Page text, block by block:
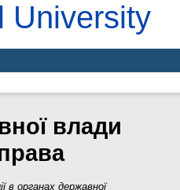
University
влади
в органах державної